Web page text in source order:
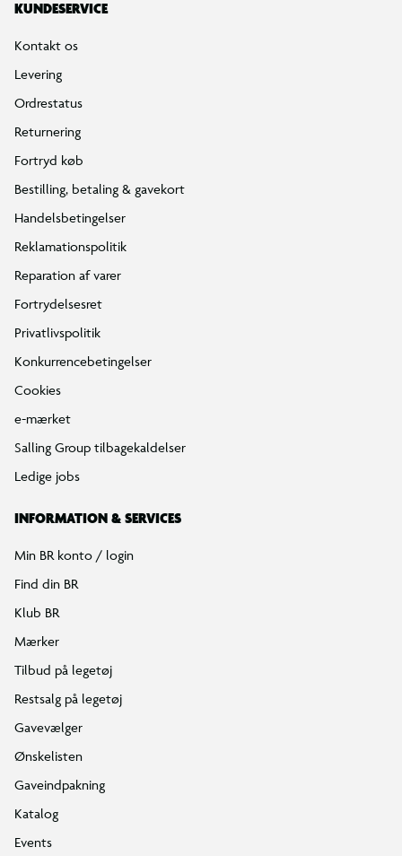
KUNDESERVICE
Kontakt os
Levering
Ordrestatus
Returnering
Fortryd køb
Bestilling, betaling & gavekort
Handelsbetingelser
Reklamationspolitik
Reparation af varer
Fortrydelsesret
Privatlivspolitik
Konkurrencebetingelser
Cookies
e-mærket
Salling Group tilbagekaldelser
Ledige jobs
INFORMATION & SERVICES
Min BR konto / login
Find din BR
Klub BR
Mærker
Tilbud på legetøj
Restsalg på legetøj
Gavevælger
Ønskelisten
Gaveindpakning
Katalog
Events